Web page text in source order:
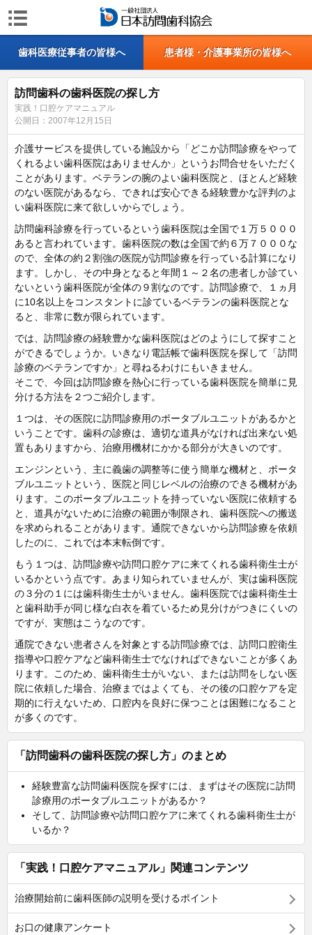
歯科医療従事者の皆様へ 患者様・介護事業所の皆様へ
訪問歯科の歯科医院の探し方
実践！口腔ケアマニュアル
公開日： 2007年12月15日
介護サービスを提供している施設から「どこか訪問診療をやって
くれるよい歯科医院はありませんか」というお問合せをいただく
ことがあります。ベテランの腕のよい歯科医院と、ほとんど経験
のない医院があるなら、できれば安心できる経験豊かな評判のよ
い歯科医院に来て欲しいからでしょう。
訪問歯科診療を行っているという歯科医院は全国で１万５０００
あると言われています。歯科医院の数は全国で約６万７０００な
ので、全体の約２割強の医院が訪問診療を行っている計算になり
ます。しかし、その中身となると年間１～２名の患者しか診てい
ないという歯科医院が全体の９割なのです。訪問診療で、１ヵ月
に10名以上をコンスタントに診ているベテランの歯科医院とな
ると、非常に数が限られています。
では、訪問診療の経験豊かな歯科医院はどのようにして探すこと
ができるでしょうか。いきなり電話帳で歯科医院を探して「訪問
診療のベテランですか」と尋ねるわけにもいきません。
そこで、今回は訪問診療を熱心に行っている歯科医院を簡単に見
分ける方法を２つご紹介します。
１つは、その医院に訪問診療用のポータブルユニットがあるかと
いうことです。歯科の診療は、適切な道具がなければ出来ない処
置もありますから、治療用機材にかかる部分が大きいのです。
エンジンという、主に義歯の調整等に使う簡単な機材と、ポータ
ブルユニットという、医院と同じレベルの治療のできる機材があ
ります。このポータブルユニットを持っていない医院に依頼する
と、道具がないために治療の範囲が制限され、歯科医院への搬送
を求められることがあります。通院できないから訪問診療を依頼
したのに、これでは本末転倒です。
もう１つは、訪問診療や訪問口腔ケアに来てくれる歯科衛生士が
いるかという点です。あまり知られていませんが、実は歯科医院
の３分の１には歯科衛生士がいません。歯科医院では歯科衛生士
と歯科助手が同じ様な白衣を着ているため見分けがつきにくいの
ですが、実態はこうなのです。
通院できない患者さんを対象とする訪問診療では、訪問口腔衛生
指導や口腔ケアなど歯科衛生士でなければできないことが多くあ
ります。このため、歯科衛生士がいない、または訪問をしない医
院に依頼した場合、治療まではよくても、その後の口腔ケアを定
期的に行えないため、口腔内を良好に保つことは困難になること
が多くのです。
「訪問歯科の歯科医院の探し方」のまとめ
経験豊富な訪問歯科医院を探すには、まずはその医院に訪問
診療用のポータブルユニットがあるか？
そして、訪問診療や訪問口腔ケアに来てくれる歯科衛生士が
いるか？
「実践！口腔ケアマニュアル」関連コンテンツ
治療開始前に歯科医師の説明を受けるポイント
お口の健康アンケート